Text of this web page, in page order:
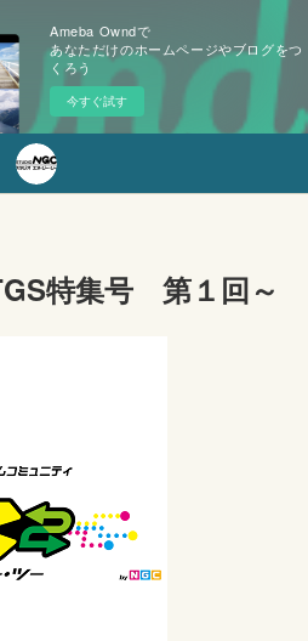
Ameba Owndで
あなただけのホームページやブログをつ
くろう
今すぐ試す
特集号 第１回～